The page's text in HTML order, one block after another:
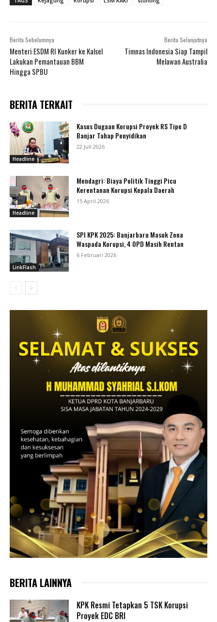
Berita Sebelumnya
Menteri ESDM RI Kunker ke Kalsel
Lakukan Pemantauan BBM
Hingga SPBU
Berita Selanjutnya
Timnas Indonesia Siap Tampil
Melawan Australia
BERITA TERKAIT
Headline
Kasus Dugaan Korupsi Proyek RS Tipe D
Banjar Tahap Penyidikan
22 Juli 2026
Headline
Mendagri: Biaya Politik Tinggi Picu
Kerentanan Korupsi Kepala Daerah
15 April 2026
LinkFlash
SPI KPK 2025: Banjarbaru Masuk Zona
Waspada Korupsi, 4 OPD Masih Rentan
6 Februari 2026
BERITA LAINNYA
KPK Resmi Tetapkan 5 TSK Korupsi
Proyek EDC BRI